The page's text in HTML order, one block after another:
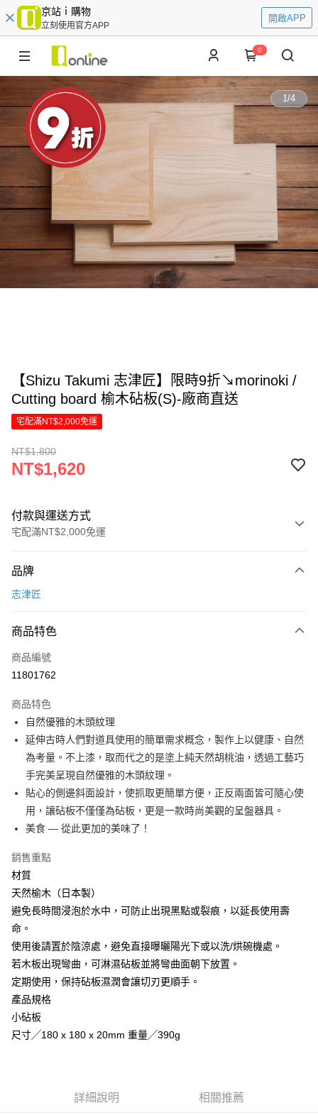
京站ｉ購物
立刻使用官方APP
開啟APP
0
1/4
【Shizu Takumi 志津匠】限時9折↘morinoki /
Cutting board 榆木砧板(S)-廠商直送
宅配滿NT$2,000免運
NT$1,800
NT$1,620
付款與運送方式
宅配滿NT$2,000免運
信用卡一次付款
6 期 0 利率 每期
合作金庫商業銀行
上海商業儲蓄銀行
臺灣中小企業銀行
匯豐（台灣）商業銀行
聯邦商業銀行
遠東國際商業銀行
元大商業銀行
永豐商業銀行
玉山商業銀行
台灣樂天信用卡公司
LINE Pay
Apple Pay
街口支付
悠遊付
Google Pay
全盈+PAY
大哥付你分期
相關說明
1.本服務由台灣大哥大提供，台灣大哥大用戶可立即使用無須另外申請。
2.付款方式選擇「大哥付你分期」，訂單成立後會自動跳轉到大哥付的交易
成交易。
3.實際核准額度、可分期數及費用金額請依後續交易確認頁面所載為準。
4.訂單成立30分鐘內，如未前往確認交易或遇審核未通過，訂單將自動取
消。如遇「轉專審核」未通過狀況，表示未達大哥付你分期系統評分，恕無
法說明評估內容。
【繳款方式說明】
醒簡訊。
2.透過簡訊連結打開帳單後，可選擇「超商條碼／台灣大直營門市／銀行轉
帳／街口支付／iPASS MONEY」等通路繳費。
【注意事項】
資料（包含姓名、電話或地址）提供予台灣大哥大進項蒐集、處理及利用，
AFTEE先享後付
相關說明
【關於「AFTEE先享後付」】
便利好安心！
１．簡單：不需註冊會員、不需綁卡、不需儲值。
２．便利：只要手機號碼，簡訊認證，即可結帳。
３．安心：先確認商品／服務後，再付款。
【「AFTEE先享後付」結帳流程】
１．於結帳方式選擇「AFTEE先享後付」後，將跳轉至「AFTEE先享後付」
結帳頁面，進行簡訊認證並確認金額後，即可完成結帳。
２．訂單成立數日內，您將收到繳費通知簡訊。
３．收到繳費通知簡訊後14天內，點擊此簡訊中的連結，可透過四大超商／
ATM／網路銀行／等多元方式進行付款，方視為交易完成。
※ 交易是否成功請以「AFTEE先享後付 」之結帳頁面顯示為準，若有關於
ATM付款
運送方式
志津匠-宅配
每筆NT$100，滿NT$2,000(含以上)免運費
品牌
志津匠
商品特色
商品編號
11801762
商品特色
自然優雅的木頭紋理
延伸古時人們對道具使用的簡單需求概念，製作上以健康、自然
為考量。不上漆，取而代之的是塗上純天然胡桃油，透過工藝巧
手完美呈現自然優雅的木頭紋理。
貼心的側邊斜面設計，使抓取更簡單方便，正反兩面皆可隨心使
用，讓砧板不僅僅為砧板，更是一款時尚美觀的呈盤器具。
美食 ― 從此更加的美味了！
銷售重點
材質
天然榆木（日本製）
避免長時間浸泡於水中，可防止出現黑點或裂痕，以延長使用壽
命。
使用後請置於陰涼處，避免直接曝曬陽光下或以洗/烘碗機處。
若木板出現彎曲，可淋濕砧板並將彎曲面朝下放置。
定期使用，保持砧板濕潤會讓切刃更順手。
產品規格
小砧板
尺寸╱180 x 180 x 20mm 重量╱390g
詳細說明 相關推薦